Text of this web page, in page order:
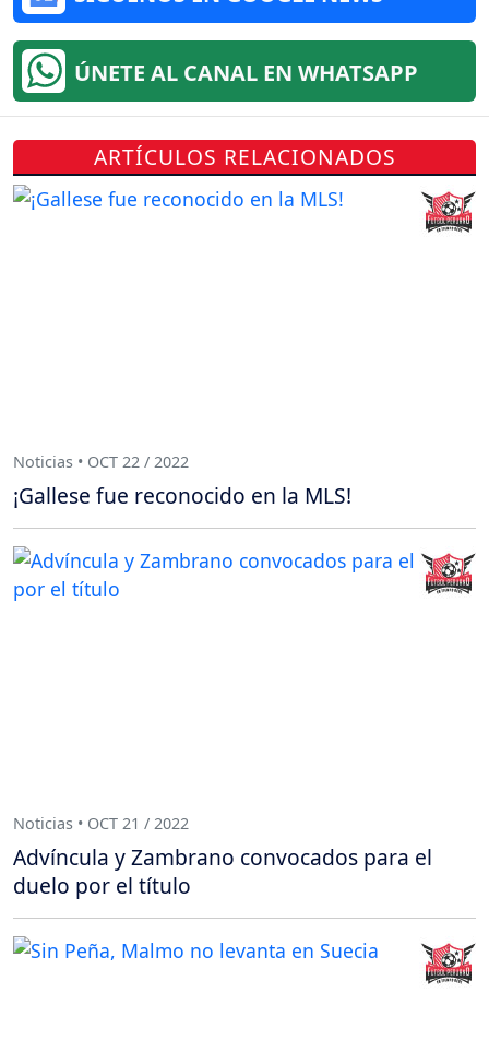
ÚNETE AL CANAL EN WHATSAPP
ARTÍCULOS RELACIONADOS
Noticias • OCT 22 / 2022
¡Gallese fue reconocido en la MLS!
Noticias • OCT 21 / 2022
Advíncula y Zambrano convocados para el
duelo por el título